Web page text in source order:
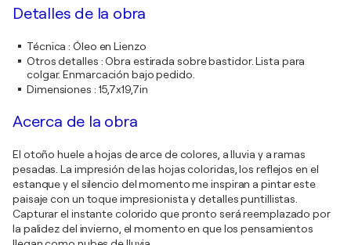
Detalles de la obra
Técnica :Óleo en Lienzo
Otros detalles :Obra estirada sobre bastidor. Lista para
colgar. Enmarcación bajo pedido.
Dimensiones : 15,7x19,7in
Acerca de la obra
El otoño huele a hojas de arce de colores, a lluvia y a ramas
pesadas. La impresión de las hojas coloridas, los reflejos en el
estanque y el silencio del momento me inspiran a pintar este
paisaje con un toque impresionista y detalles puntillistas.
Capturar el instante colorido que pronto será reemplazado por
la palidez del invierno, el momento en que los pensamientos